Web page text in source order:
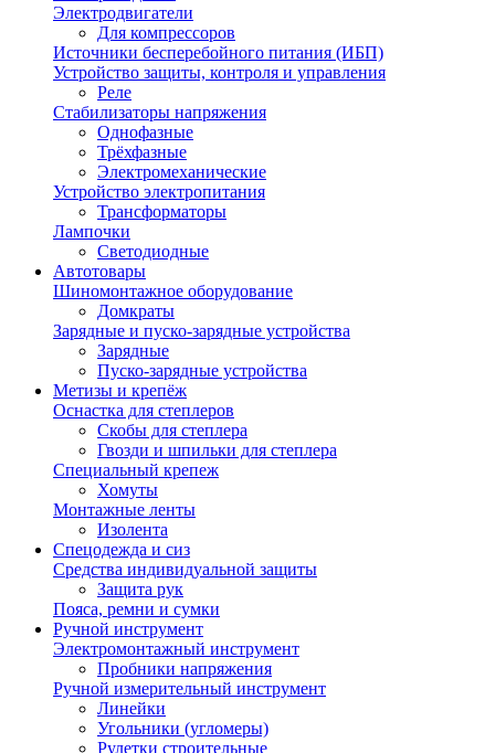
Электродвигатели
Для компрессоров
Источники бесперебойного питания (ИБП)
Устройство защиты, контроля и управления
Реле
Стабилизаторы напряжения
Однофазные
Трёхфазные
Электромеханические
Устройство электропитания
Трансформаторы
Лампочки
Светодиодные
Автотовары
Шиномонтажное оборудование
Домкраты
Зарядные и пуско-зарядные устройства
Зарядные
Пуско-зарядные устройства
Метизы и крепёж
Оснастка для степлеров
Скобы для степлера
Гвозди и шпильки для степлера
Специальный крепеж
Хомуты
Монтажные ленты
Изолента
Спецодежда и сиз
Средства индивидуальной защиты
Защита рук
Пояса, ремни и сумки
Ручной инструмент
Электромонтажный инструмент
Пробники напряжения
Ручной измерительный инструмент
Линейки
Угольники (угломеры)
Рулетки строительные